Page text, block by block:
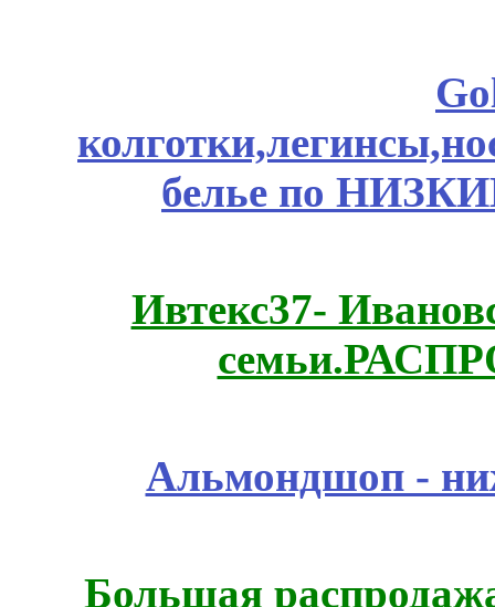
белье по
Ивтекс37-
Альмондшоп -
Большая